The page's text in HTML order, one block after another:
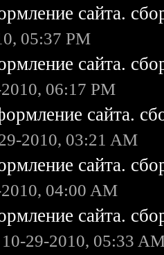
сайта.
05:37 PM
сайта.
06:17 PM
сайта.
2010, 03:21 AM
сайта.
04:00 AM
сайта.
29-2010, 05:33